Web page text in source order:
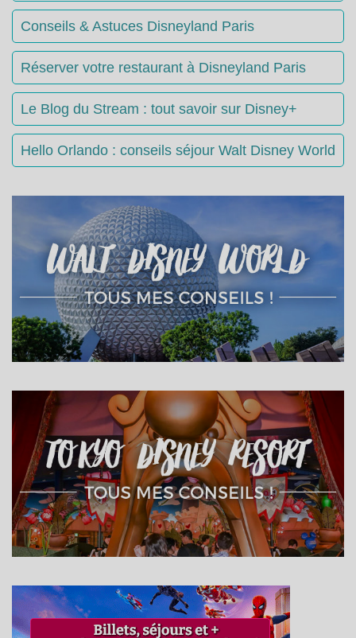
Conseils & Astuces Disneyland Paris
Réserver votre restaurant à Disneyland Paris
Le Blog du Stream : tout savoir sur Disney+
Hello Orlando : conseils séjour Walt Disney World